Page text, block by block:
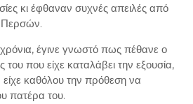
κι έφθαναν συχνές απειλές από
Περσών.
έγινε γνωστό πως πέθανε ο
του που είχε καταλάβει την εξουσία,
είχε καθόλου την πρόθεση να
πατέρα του.